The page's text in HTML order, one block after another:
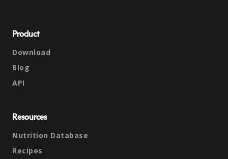
Product
Download
Blog
API
Resources
Nutrition Database
Recipes